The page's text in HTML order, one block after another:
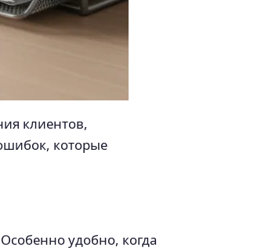
клиентов,
которые
удобно, когда